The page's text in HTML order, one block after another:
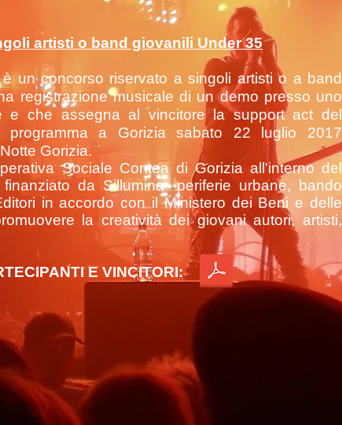
artisti o band giovanili Under 35
un concorso riservato a singoli artisti o a band
registrazione musicale di un demo presso uno
e che assegna al vincitore la support act del
a Gorizia sabato 22 luglio 2017
Gorizia.
Sociale Contea di Gorizia all'interno del
da Sillumina- periferie urbane, bando
in accordo con il Ministero dei Beni e delle
la creatività dei giovani autori, artisti,
E VINCITORI: